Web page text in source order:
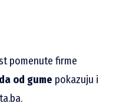
pomenute firme
od gume pokazuju i